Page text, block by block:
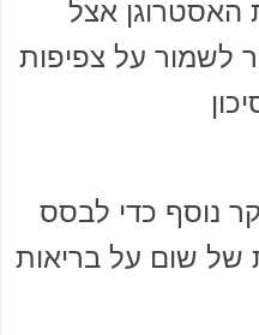
האסטרוגן אצל
לשמור על צפיפות
נוסף כדי לבסס
של שום על בריאות